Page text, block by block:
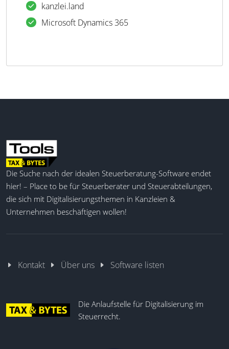
kanzlei.land
Microsoft Dynamics 365
Die Suche nach der idealen Steuerberatung-Software endet
hier! – Place to be für Steuerberater und Steuerabteilungen,
die sich mit Digitalisierungsthemen in Kanzleien &
Unternehmen beschäftigen wollen!
Kontakt Über uns Software listen
Die Anlaufstelle für Digitalisierung im
Steuerrecht.